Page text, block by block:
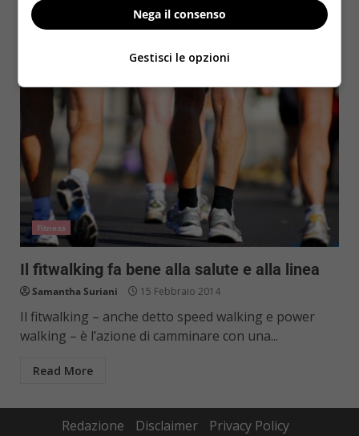
Read More
Fitness
Il fitwalking fa bene alla salute e alla linea
Samantha Suriani 15 Febbraio 2014
Il fitwalking – anche detto speed walking e power
walking – è l’azione di camminare con una...
Read More
Redazione Disclaimer Privacy Policy
Nega il consenso
Gestisci le opzioni